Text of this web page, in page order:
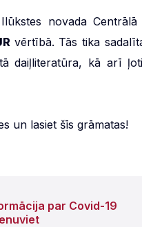
novada
vērtībā. Tās tika
daiļliteratūra, kā arī
un lasiet šīs grāmatas!
par Covid-19